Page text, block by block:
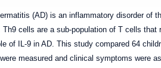
(AD) is an inflammatory disorder of
Th9 cells are a sub-population of T cells that
of IL-9 in AD. This study compared 64
measured and clinical symptoms were